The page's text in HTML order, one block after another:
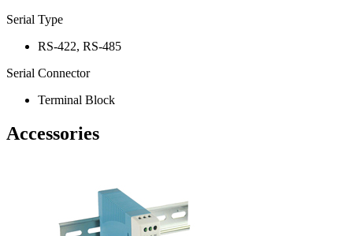
Serial Type
RS-422, RS-485
Serial Connector
Terminal Block
Accessories